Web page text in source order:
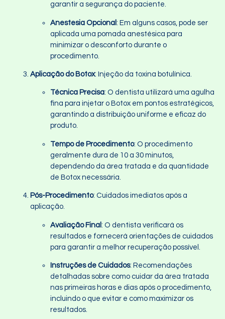
garantir a segurança do paciente.
Anestesia Opcional : Em alguns casos, pode ser
aplicada uma pomada anestésica para
minimizar o desconforto durante o
procedimento.
Aplicação do Botox: Injeção da toxina botulínica.
Técnica Precisa: O dentista utilizará uma agulha
fina para injetar o Botox em pontos estratégicos,
garantindo a distribuição uniforme e eficaz do
produto.
Tempo de Procedimento: O procedimento
geralmente dura de 10 a 30 minutos,
dependendo da área tratada e da quantidade
de Botox necessária.
Pós-Procedimento: Cuidados imediatos após a
aplicação.
Avaliação Final : O dentista verificará os
resultados e fornecerá orientações de cuidados
para garantir a melhor recuperação possível.
Instruções de Cuidados: Recomendações
detalhadas sobre como cuidar da área tratada
nas primeiras horas e dias após o procedimento,
incluindo o que evitar e como maximizar os
resultados.